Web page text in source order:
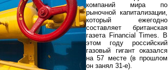
компаний мира по
рыночной капитализации,
который ежегодно
составляет британская
газета Financial Times. В
этом году российский
газовый гигант оказался
на 57 месте (в прошлом
он занял 31-е).